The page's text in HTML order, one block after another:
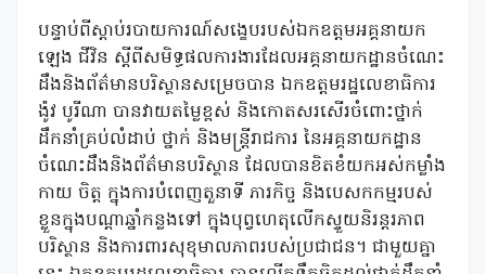
បន្ទាប់ពីស្តាប់របាយការណ៍សង្ខេបរបស់ឯកឧត្តមអគ្គនាយក
ឡេង ជីវិន ស្តីពីសមិទ្ធផលការងារដែលអគ្គនាយកដ្ឋានចំណេះ
ដឹងនិងព័ត៌មានបរិស្ថានសម្រេចបាន ឯកឧត្តមរដ្ឋលេខាធិការ
ង៉ូវ បូរីណា បានវាយតម្លៃខ្ពស់ និងកោតសរសើរចំពោះថ្នាក់
ដឹកនាំគ្រប់លំដាប់ ថ្នាក់ និងមន្ត្រីរាជការ នៃអគ្គនាយកដ្ឋាន
ចំណេះដឹងនិងព័ត៌មានបរិស្ថាន ដែលបានខិតខំយកអស់កម្លាំង
កាយ ចិត្ត ក្នុងការបំពេញតួនាទី ភារកិច្ច និងបេសកកម្មរបស់
ខ្លួនក្នុងបណ្តាឆ្នាំកន្លងទៅ ក្នុងបុព្វហេតុលើកស្ទួយនិរន្តរភាព
បរិស្ថាន និងការពារសុខុមាលភាពរបស់ប្រជាជន។ ជាមួយគ្នា